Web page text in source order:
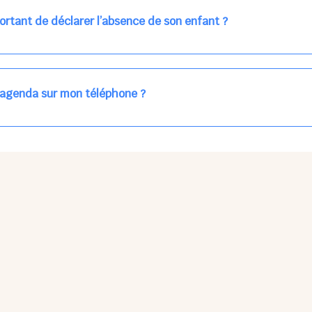
de déclarer l’absence de son enfant ?
enfants à accueillir, et ajuster les plannings au mieux.
car les repas sont commandés à l’avance.
sur mon téléphone ?
sur l'App Store ni Google Play car il s'agit d'une Web App,